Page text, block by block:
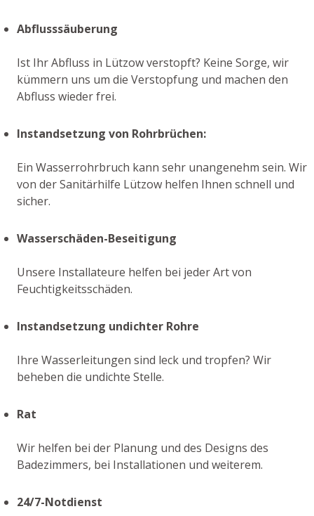
Abflusssäuberung
Ist Ihr Abfluss in Lützow verstopft? Keine Sorge, wir
kümmern uns um die Verstopfung und machen den
Abfluss wieder frei.
Instandsetzung von Rohrbrüchen:
Ein Wasserrohrbruch kann sehr unangenehm sein. Wir
von der Sanitärhilfe Lützow helfen Ihnen schnell und
sicher.
Wasserschäden-Beseitigung
Unsere Installateure helfen bei jeder Art von
Feuchtigkeitsschäden.
Instandsetzung undichter Rohre
Ihre Wasserleitungen sind leck und tropfen? Wir
beheben die undichte Stelle.
Rat
Wir helfen bei der Planung und des Designs des
Badezimmers, bei Installationen und weiterem.
24/7-Notdienst